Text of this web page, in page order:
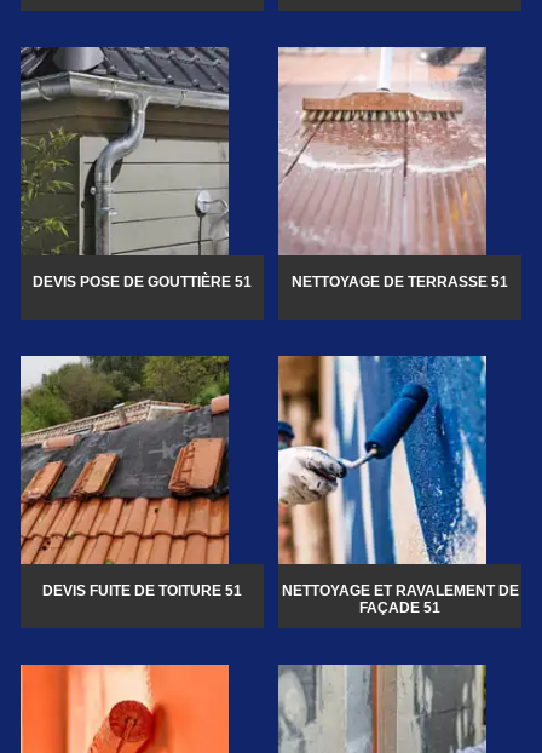
DEVIS POSE DE GOUTTIÈRE 51 NETTOYAGE DE TERRASSE 51
DEVIS FUITE DE TOITURE 51
NETTOYAGE ET RAVALEMENT DE
FAÇADE 51